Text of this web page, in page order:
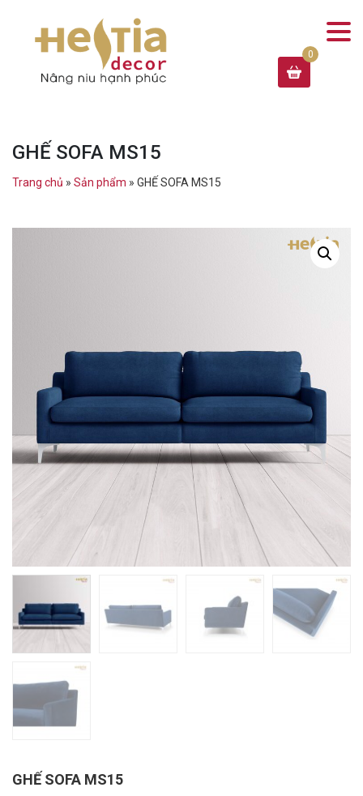
GHẾ SOFA MS15
Trang chủ » Sản phẩm » GHẾ SOFA MS15
GHẾ SOFA MS15